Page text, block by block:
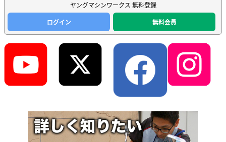
ヤングマシンワークス 無料登録
ログイン
無料会員